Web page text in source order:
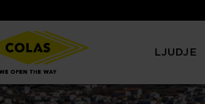
LJUDJE